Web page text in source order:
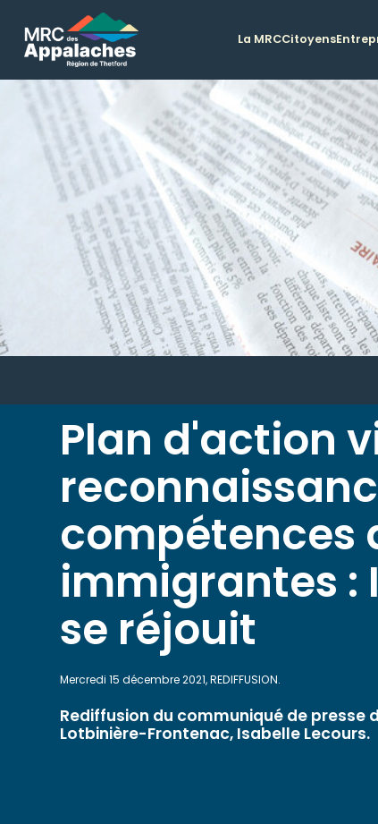
La MRCCitoyens
Plan d'action
compétences
immigrantes :
se réjouit
Mercredi 15 décembre 2021, REDIFFUSION.
Rediffusion du communiqué de presse
Lotbinière-Frontenac, Isabelle Lecours.